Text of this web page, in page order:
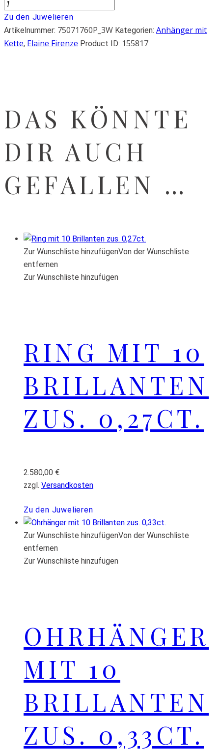
Zu den Juwelieren
Artikelnummer: 75071760P_3W Kategorien: Anhänger mit
Kette, Elaine Firenze Product ID: 155817
DAS KÖNNTE
DIR AUCH
GEFALLEN …
Zur Wunschliste hinzufügenVon der Wunschliste
entfernen
Zur Wunschliste hinzufügen
RING MIT 10
BRILLANTEN
ZUS. 0,27CT.
2.580,00 €
zzgl. Versandkosten
Zu den Juwelieren
Zur Wunschliste hinzufügenVon der Wunschliste
entfernen
Zur Wunschliste hinzufügen
OHRHÄNGER
MIT 10
BRILLANTEN
ZUS. 0,33CT.